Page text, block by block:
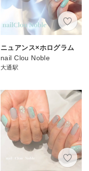
ニュアンス×ホログラム
nail Clou Noble
大通駅